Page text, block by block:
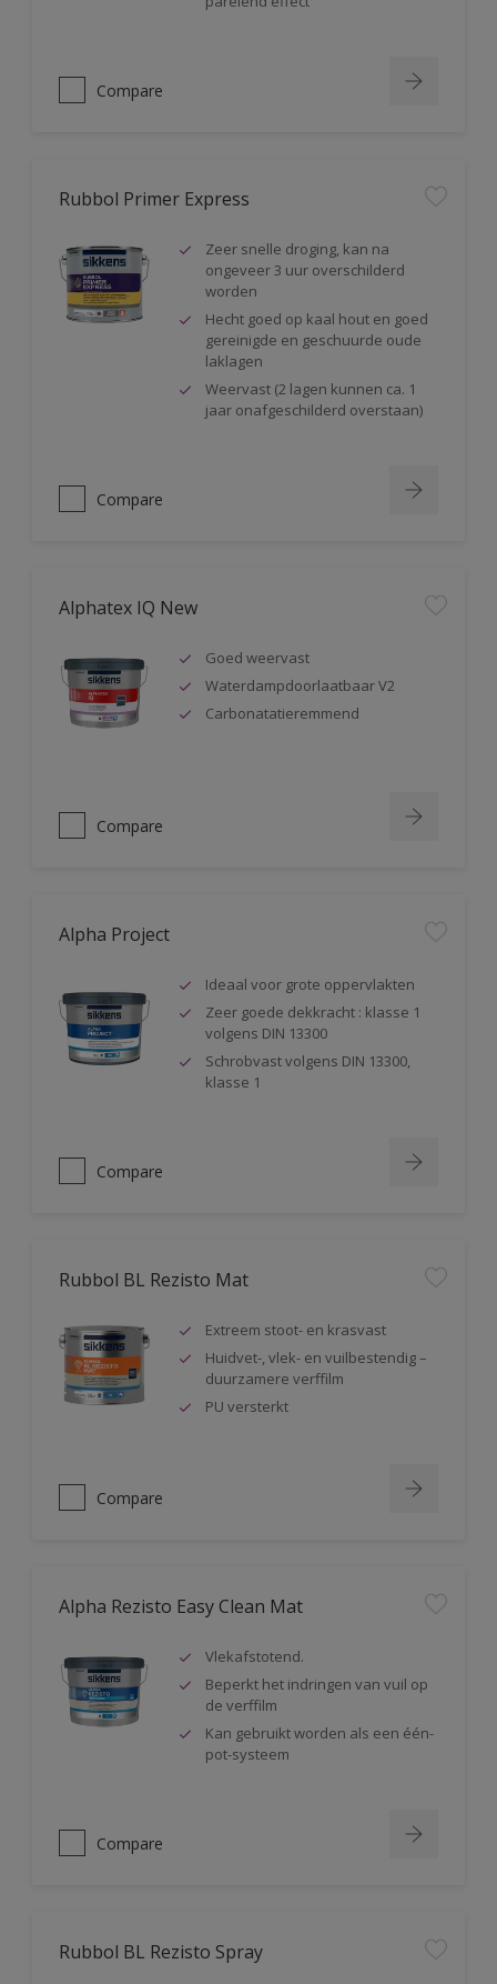
Compare
Rubbol Primer Express
Zeer snelle droging, kan na
ongeveer 3 uur overschilderd
worden
Hecht goed op kaal hout en goed
gereinigde en geschuurde oude
laklagen
Weervast (2 lagen kunnen ca. 1
jaar onafgeschilderd overstaan)
Compare
Alphatex IQ New
Goed weervast
Waterdampdoorlaatbaar V2
Carbonatatieremmend
Compare
Alpha Project
Ideaal voor grote oppervlakten
Zeer goede dekkracht : klasse 1
volgens DIN 13300
Schrobvast volgens DIN 13300,
klasse 1
Compare
Rubbol BL Rezisto Mat
Extreem stoot- en krasvast
Huidvet-, vlek- en vuilbestendig –
duurzamere verffilm
PU versterkt
Compare
Alpha Rezisto Easy Clean Mat
Vlekafstotend.
Beperkt het indringen van vuil op
de verffilm
Kan gebruikt worden als een één-
pot-systeem
Compare
Rubbol BL Rezisto Spray